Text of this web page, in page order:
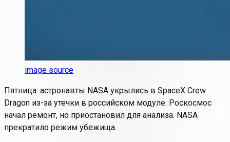
image source
Пятница: астронавты NASA укрылись в SpaceX Crew
Dragon из-за утечки в российском модуле. Роскосмос
начал ремонт, но приостановил для анализа. NASA
прекратило режим убежища.